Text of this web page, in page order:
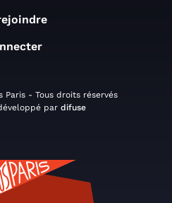
Paris - Tous droits réservés
par difuse